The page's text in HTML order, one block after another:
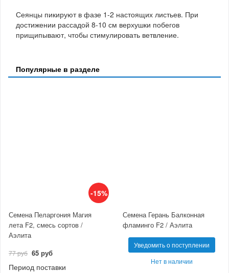
Сеянцы пикируют в фазе 1-2 настоящих листьев. При
достижении рассадой 8-10 см верхушки побегов
прищипывают, чтобы стимулировать ветвление.
Популярные в разделе
-15%
Семена Пеларгония Магия
лета F2, смесь сортов /
Аэлита
77 руб 65 руб
Период поставки
Семена Герань Балконная
фламинго F2 / Аэлита
Уведомить о поступлении
Нет в наличии